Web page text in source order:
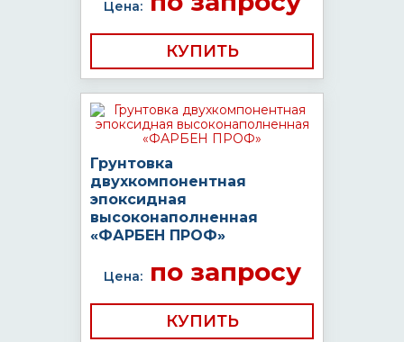
Цена:
КУПИТЬ
Грунтовка
двухкомпонентная
эпоксидная
высоконаполненная
«ФАРБЕН ПРОФ»
Цена:по запросу
КУПИТЬ